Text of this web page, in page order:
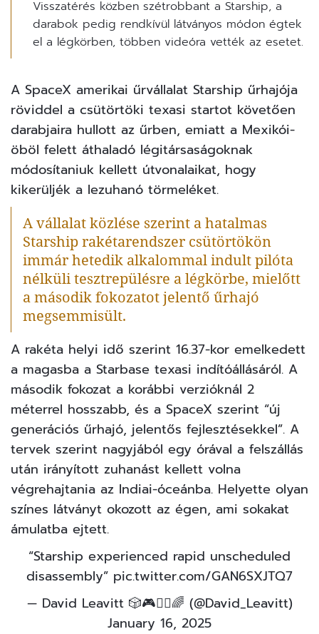
Visszatérés közben szétrobbant a Starship, a
darabok pedig rendkívül látványos módon égtek
el a légkörben, többen videóra vették az esetet.
A SpaceX amerikai űrvállalat Starship űrhajója
röviddel a csütörtöki texasi startot követően
darabjaira hullott az űrben, emiatt a Mexikói-
öböl felett áthaladó légitársaságoknak
módosítaniuk kellett útvonalaikat, hogy
kikerüljék a lezuhanó törmeléket.
A vállalat közlése szerint a hatalmas
Starship rakétarendszer csütörtökön
immár hetedik alkalommal indult pilóta
nélküli tesztrepülésre a légkörbe, mielőtt
a második fokozatot jelentő űrhajó
megsemmisült.
A rakéta helyi idő szerint 16.37-kor emelkedett
a magasba a Starbase texasi indítóállásáról. A
második fokozat a korábbi verzióknál 2
méterrel hosszabb, és a SpaceX szerint “új
generációs űrhajó, jelentős fejlesztésekkel”. A
tervek szerint nagyjából egy órával a felszállás
után irányított zuhanást kellett volna
végrehajtania az Indiai-óceánba. Helyette olyan
színes látványt okozott az égen, ami sokakat
ámulatba ejtett.
“Starship experienced rapid unscheduled
disassembly” pic.twitter.com/GAN6SXJTQ7
— David Leavitt 🎲🎮🧙‍♂️🌈 (@David_Leavitt)
January 16, 2025